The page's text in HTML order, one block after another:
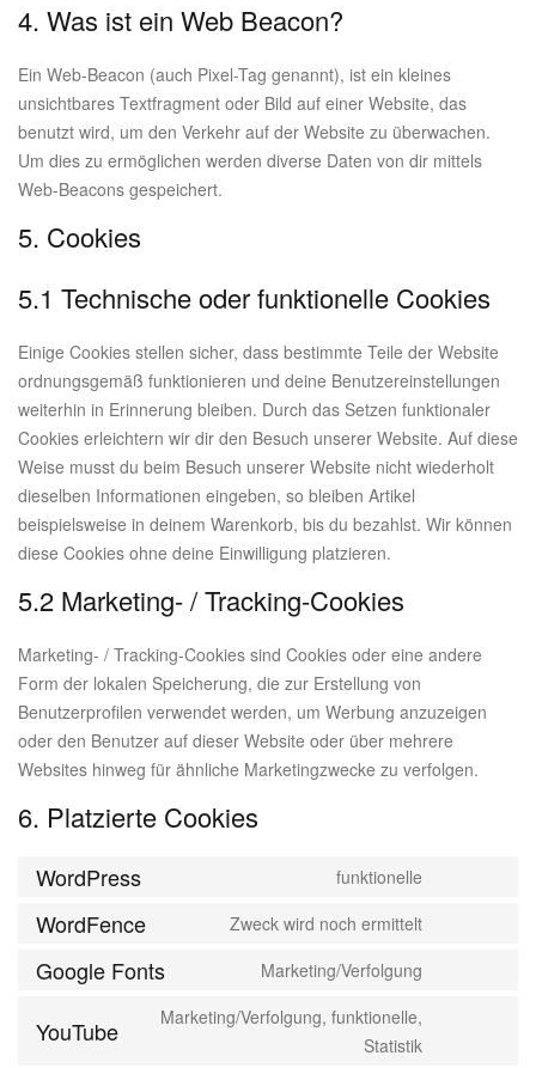
4. Was ist ein Web Beacon?
Ein Web-Beacon (auch Pixel-Tag genannt), ist ein kleines
unsichtbares Textfragment oder Bild auf einer Website, das
benutzt wird, um den Verkehr auf der Website zu überwachen.
Um dies zu ermöglichen werden diverse Daten von dir mittels
Web-Beacons gespeichert.
5. Cookies
5.1 Technische oder funktionelle Cookies
Einige Cookies stellen sicher, dass bestimmte Teile der Website
ordnungsgemäß funktionieren und deine Benutzereinstellungen
weiterhin in Erinnerung bleiben. Durch das Setzen funktionaler
Cookies erleichtern wir dir den Besuch unserer Website. Auf diese
Weise musst du beim Besuch unserer Website nicht wiederholt
dieselben Informationen eingeben, so bleiben Artikel
beispielsweise in deinem Warenkorb, bis du bezahlst. Wir können
diese Cookies ohne deine Einwilligung platzieren.
5.2 Marketing- / Tracking-Cookies
Marketing- / Tracking-Cookies sind Cookies oder eine andere
Form der lokalen Speicherung, die zur Erstellung von
Benutzerprofilen verwendet werden, um Werbung anzuzeigen
oder den Benutzer auf dieser Website oder über mehrere
Websites hinweg für ähnliche Marketingzwecke zu verfolgen.
6. Platzierte Cookies
WordPress funktionelle
WordFence Zweck wird noch ermittelt
Google Fonts Marketing/Verfolgung
YouTube
Marketing/Verfolgung, funktionelle,
Statistik